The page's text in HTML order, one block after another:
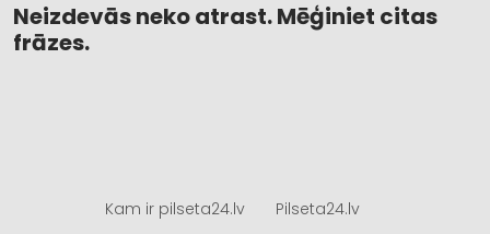
Neizdevās neko atrast. Mēģiniet citas
frāzes.
Kam ir pilseta24.lv
Pilseta24.lv